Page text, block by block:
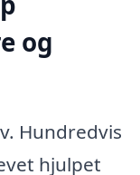
og
Hundredvis
hjulpet